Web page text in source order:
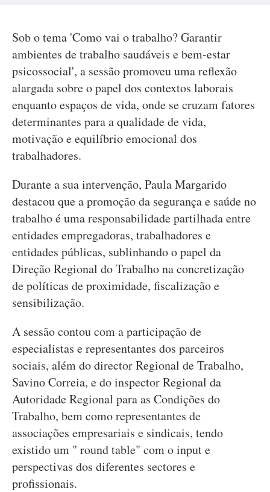
Sob o tema 'Como vai o trabalho? Garantir
ambientes de trabalho saudáveis e bem-estar
psicossocial', a sessão promoveu uma reflexão
alargada sobre o papel dos contextos laborais
enquanto espaços de vida, onde se cruzam fatores
determinantes para a qualidade de vida,
motivação e equilíbrio emocional dos
trabalhadores.
Durante a sua intervenção, Paula Margarido
destacou que a promoção da segurança e saúde no
trabalho é uma responsabilidade partilhada entre
entidades empregadoras, trabalhadores e
entidades públicas, sublinhando o papel da
Direção Regional do Trabalho na concretização
de políticas de proximidade, fiscalização e
sensibilização.
A sessão contou com a participação de
especialistas e representantes dos parceiros
sociais, além do director Regional de Trabalho,
Savino Correia, e do inspector Regional da
Autoridade Regional para as Condições do
Trabalho, bem como representantes de
associações empresariais e sindicais, tendo
existido um " round table" com o input e
perspectivas dos diferentes sectores e
profissionais.